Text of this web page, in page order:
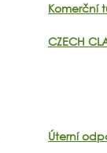
Komerční
CZECH
Úterní